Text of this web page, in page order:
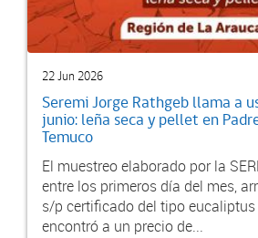
22 Jun 2026
Seremi Jorge Rathgeb llama a
junio: leña seca y pellet en
Temuco
El muestreo elaborado por la
entre los primeros día del mes,
s/p certificado del tipo
encontró a un precio de...